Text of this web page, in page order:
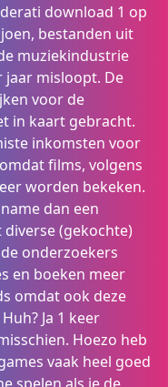
download 1 op
bestanden uit
muziekindustrie
misloopt. De
voor de
in kaart gebracht.
inkomsten voor
films, volgens
worden bekeken.
dan een
(gekochte)
onderzoekers
en boeken meer
omdat ook deze
Ja 1 keer
Hoezo heb
vaak heel goed